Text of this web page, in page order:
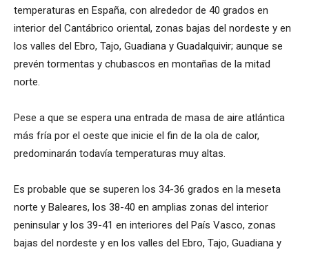
temperaturas en España, con alrededor de 40 grados en
interior del Cantábrico oriental, zonas bajas del nordeste y en
los valles del Ebro, Tajo, Guadiana y Guadalquivir; aunque se
prevén tormentas y chubascos en montañas de la mitad
norte.
Pese a que se espera una entrada de masa de aire atlántica
más fría por el oeste que inicie el fin de la ola de calor,
predominarán todavía temperaturas muy altas.
Es probable que se superen los 34-36 grados en la meseta
norte y Baleares, los 38-40 en amplias zonas del interior
peninsular y los 39-41 en interiores del País Vasco, zonas
bajas del nordeste y en los valles del Ebro, Tajo, Guadiana y